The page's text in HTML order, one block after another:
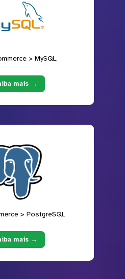
> MySQL
mais →
> PostgreSQL
mais →